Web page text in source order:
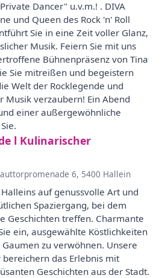
Dancer" u.v.m.! . DIVA
und Queen des Rock 'n' Roll
Sie in eine Zeit voller Glanz,
Musik. Feiern Sie mit uns
Bühnenpräsenz von Tina
Sie mitreißen und begeistern
Welt der Rocklegende und
Musik verzaubern! Ein Abend
einer außergewöhnliche
l Kulinarischer
6, 5400 Hallein
auf genussvolle Art und
Spaziergang, bei dem
Geschichten treffen. Charmante
ein, ausgewählte Köstlichkeiten
zu verwöhnen. Unsere
das Erlebnis mit
Geschichten aus der Stadt.